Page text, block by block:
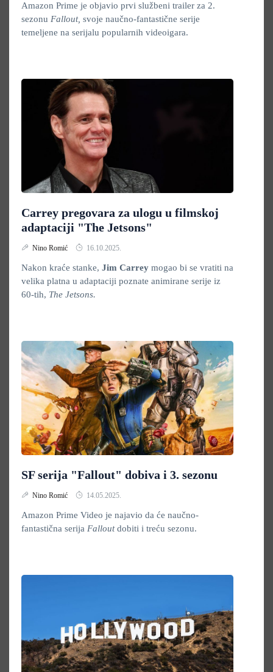
Amazon Prime je objavio prvi službeni trailer za 2.
sezonu Fallout, svoje naučno-fantastične serije
temeljene na serijalu popularnih videoigara.
Carrey pregovara za ulogu u filmskoj
adaptaciji "The Jetsons"
Nino Romić 16.10.2025.
Nakon kraće stanke, Jim Carrey mogao bi se vratiti na
velika platna u adaptaciji poznate animirane serije iz
60-tih, The Jetsons.
SF serija "Fallout" dobiva i 3. sezonu
Nino Romić 14.05.2025.
Amazon Prime Video je najavio da će naučno-
fantastična serija Falloutdobiti i treću sezonu.